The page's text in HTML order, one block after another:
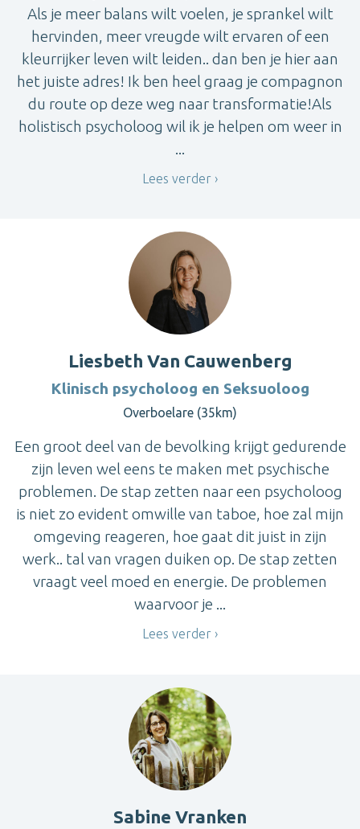
Als je meer balans wilt voelen, je sprankel wilt
hervinden, meer vreugde wilt ervaren of een
kleurrijker leven wilt leiden.. dan ben je hier aan
het juiste adres! Ik ben heel graag je compagnon
du route op deze weg naar transformatie!Als
holistisch psycholoog wil ik je helpen om weer in
...
Lees verder
Liesbeth Van Cauwenberg
Klinisch psycholoog en Seksuoloog
Overboelare (35km)
Een groot deel van de bevolking krijgt gedurende
zijn leven wel eens te maken met psychische
problemen. De stap zetten naar een psycholoog
is niet zo evident omwille van taboe, hoe zal mijn
omgeving reageren, hoe gaat dit juist in zijn
werk.. tal van vragen duiken op. De stap zetten
vraagt veel moed en energie. De problemen
waarvoor je ...
Lees verder
Sabine Vranken